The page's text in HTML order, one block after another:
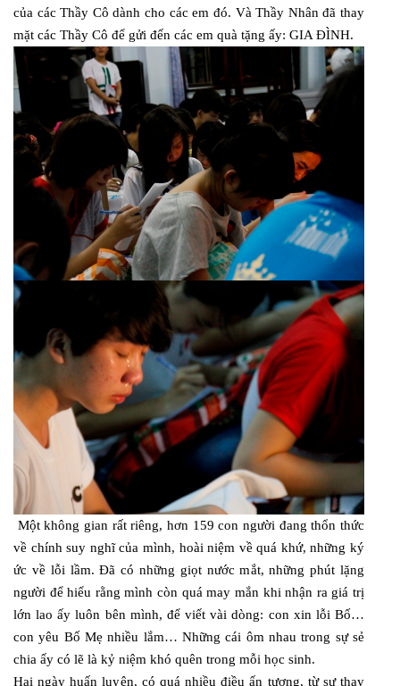
của các Thầy Cô dành cho các em đó. Và Thầy Nhân đã thay
mặt các Thầy Cô để gửi đến các em quà tặng ấy: GIA ĐÌNH.
Một không gian rất riêng, hơn 159 con người đang thổn thức
về chính suy nghĩ của mình, hoài niệm về quá khứ, những ký
ức về lỗi lầm. Đã có những giọt nước mắt, những phút lặng
người để hiểu rằng mình còn quá may mắn khi nhận ra giá trị
lớn lao ấy luôn bên mình, để viết vài dòng: con xin lỗi Bố…
con yêu Bố Mẹ nhiều lắm… Những cái ôm nhau trong sự sẻ
chia ấy có lẽ là kỷ niệm khó quên trong mỗi học sinh.
Hai ngày huấn luyện, có quá nhiều điều ấn tượng, từ sự thay